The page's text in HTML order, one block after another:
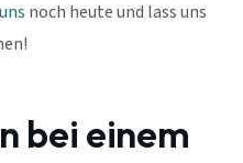
noch heute und lass uns
bei einem